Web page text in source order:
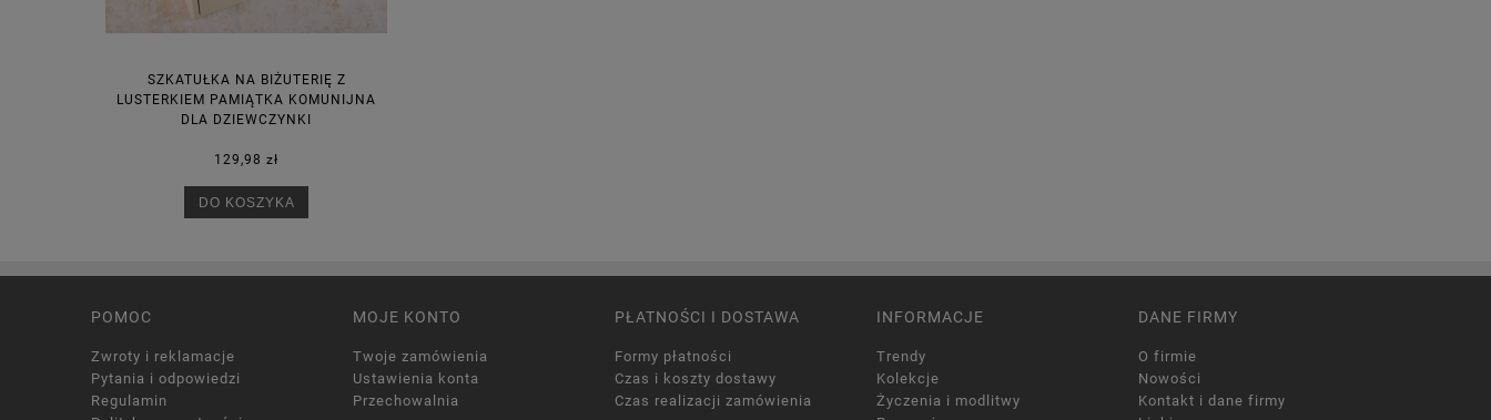
SZKATUŁKA NA BIŻUTERIĘ Z
LUSTERKIEM PAMIĄTKA KOMUNIJNA
DLA DZIEWCZYNKI
129,98 zł
DO KOSZYKA
POMOC
Zwroty i reklamacje
Pytania i odpowiedzi
Regulamin
MOJE KONTO
Twoje zamówienia
Ustawienia konta
Przechowalnia
PŁATNOŚCI I DOSTAWA
Formy płatności
Czas i koszty dostawy
Czas realizacji zamówienia
INFORMACJE
Trendy
Kolekcje
Życzenia i modlitwy
DANE FIRMY
O firmie
Nowości
Kontakt i dane firmy